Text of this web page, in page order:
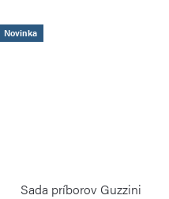
Novinka
Sada príborov Guzzini